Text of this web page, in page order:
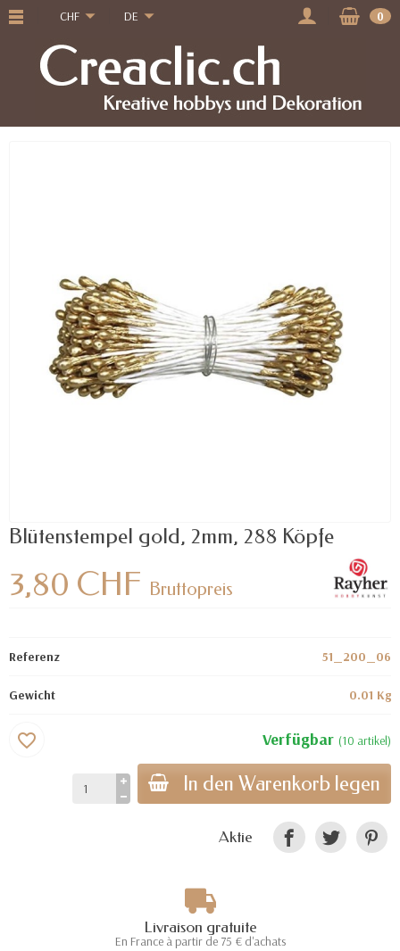
CHF DE 0
Blütenstempel gold, 2mm, 288 Köpfe
3,80 CHF Bruttopreis
Referenz 51_200_06
Gewicht 0.01 Kg
Verfügbar (10 artikel)
In den Warenkorb legen
favorite_border
Aktie
Livraison gratuite
En France à partir de 75 € d'achats